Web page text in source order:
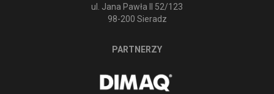
ul. Jana Pawła II 52/123
98-200 Sieradz
PARTNERZY